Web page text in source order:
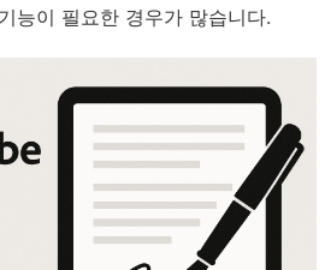
능이 필요한 경우가 많습니다.